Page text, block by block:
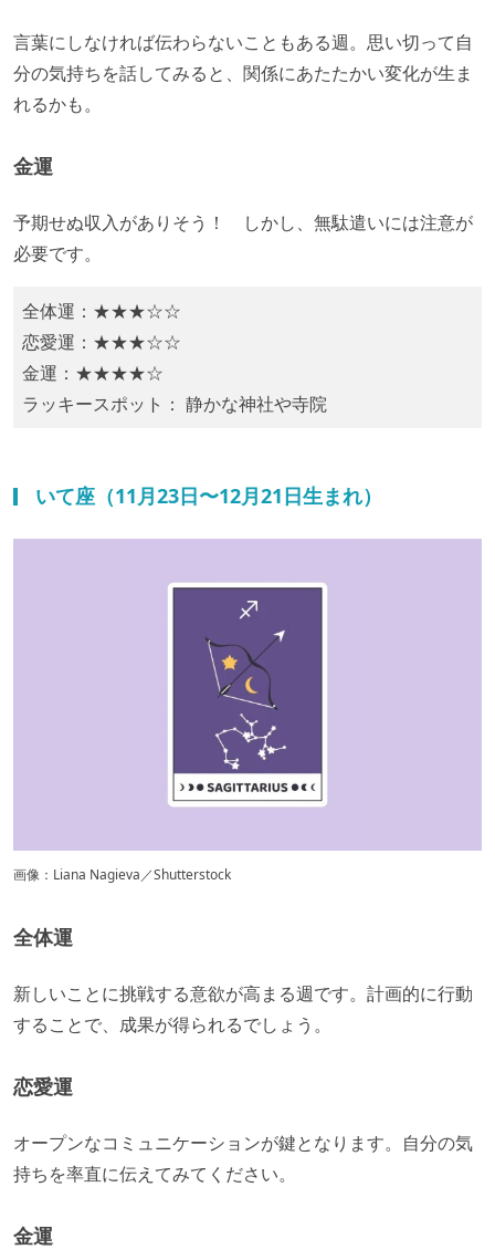
​言葉にしなければ伝わらないこともある週。思い切って自
分の気持ちを話してみると、関係にあたたかい変化が生ま
れるかも。
金運
予期せぬ収入がありそう！ しかし、無駄遣いには注意が
必要です。
全体運：★★★☆☆
恋愛運：★★★☆☆
金運：★★★★☆
ラッキースポット： 静かな神社や寺院
いて座（11月23日〜12月21日生まれ）
画像：Liana Nagieva／Shutterstock
全体運
新しいことに挑戦する意欲が高まる週です。計画的に行動
することで、成果が得られるでしょう。
恋愛運
オープンなコミュニケーションが鍵となります。自分の気
持ちを率直に伝えてみてください。
金運